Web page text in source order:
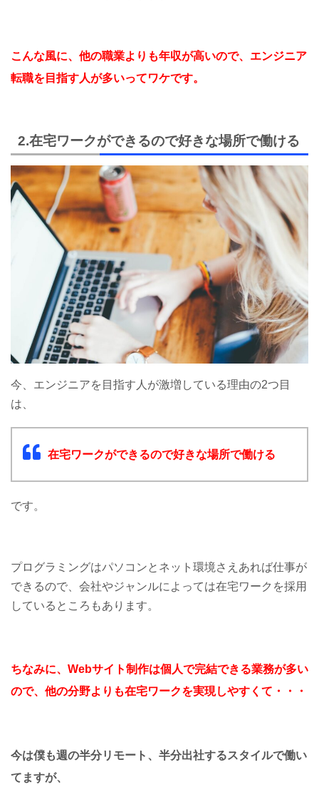
こんな風に、 他の職業よりも年収が高いので、エンジニア
転職を目指す人が多いってワケです。
2.在宅ワークができるので好きな場所で働ける
今、エンジニアを目指す人が激増している理由の2つ目
は、
在宅ワークができるので好きな場所で働ける
です。
プログラミングはパソコンとネット環境さえあれば仕事が
できるので、会社やジャンルによっては在宅ワークを採用
しているところもあります。
ちなみに、Webサイト制作は個人で完結できる業務が多い
ので、他の分野よりも在宅ワークを実現しやすくて・・・
今は僕も週の半分リモート、半分出社するスタイルで働い
てますが、